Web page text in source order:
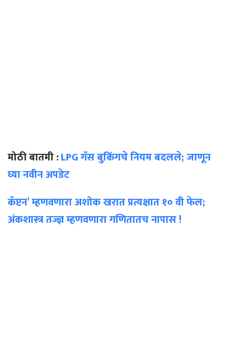
मोठी बातमी :LPG गॅस बुकिंगचे नियम बदलले; जाणून
घ्या नवीन अपडेट
कॅप्टन’ म्हणवणारा अशोक खरात प्रत्यक्षात १० वी फेल;
अंकशास्त्र तज्ज्ञ म्हणवणारा गणितातच नापास !